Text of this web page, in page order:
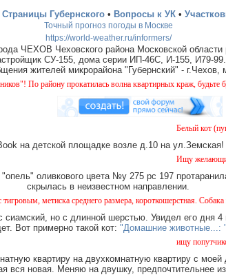
Страницы Губернского • Вопросы к УК •
Точный прогноз погоды в Москве
https://world-weather.ru/informers/
ЧЕХОВ Чеховского района Московской
СУ-155, дома серии ИП-46С, И-155, И79-99.
жителей микрорайона "Губернский" - г.Чехов,
прокатилась волна квартирных краж, будьте бдительны!
Белый кот
на детской площадке возле д.10 на ул.Земская!
Ищу желающих
оливкового цвета №у 275 рс 197
скрылась в неизвестном направлении.
среднего размера, короткошерстная. Собака пугливая,
но с длинной шерстью. Увидел его дня
Вот примерно такой кот: "Домашние животные...: "
ищу попутчиков .
квартиру на двухкомнатную квартиру с
вся новая. Меняю на двушку, предпочтительнее